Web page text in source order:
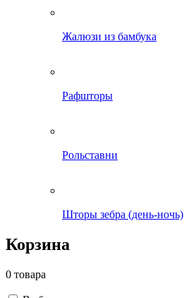
Жалюзи из бамбука
Рафшторы
Рольставни
Шторы зебра (день-ночь)
Корзина
0 товара